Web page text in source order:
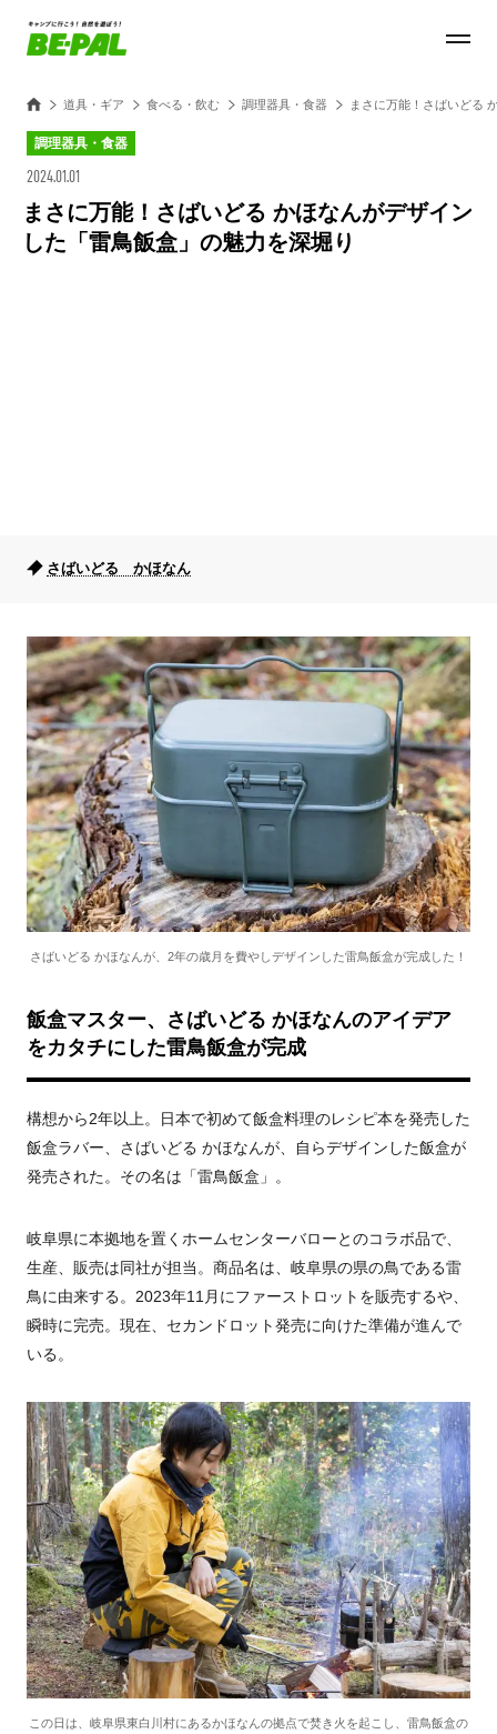
道具・ギア 食べる・飲む 調理器具・食器 まさに万能！さばいどる
調理器具・食器
2024.01.01
まさに万能！さばいどる かほなんがデザイン
した「雷鳥飯盒」の魅力を深堀り
さばいどる かほなん
さばいどる かほなんが、2年の歳月を費やしデザインした雷鳥飯盒が完成した！
飯盒マスター、さばいどる かほなんのアイデア
をカタチにした雷鳥飯盒が完成
構想から2年以上。日本で初めて飯盒料理のレシピ本を発売した
飯盒ラバー、さばいどる かほなんが、自らデザインした飯盒が
発売された。その名は「雷鳥飯盒」。
岐阜県に本拠地を置くホームセンターバローとのコラボ品で、
生産、販売は同社が担当。商品名は、岐阜県の県の鳥である雷
鳥に由来する。2023年11月にファーストロットを販売するや、
瞬時に完売。現在、セカンドロット発売に向けた準備が進んで
いる。
この日は、岐阜県東白川村にあるかほなんの拠点で焚き火を起こし、雷鳥飯盒の